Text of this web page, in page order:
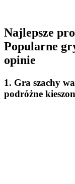
Najlepsze
Popularne
opinie
1. Gra szachy
podróżne